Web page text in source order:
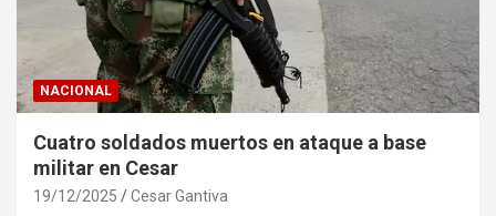
NACIONAL
Cuatro soldados muertos en ataque a base
militar en Cesar
19/12/2025 Cesar Gantiva